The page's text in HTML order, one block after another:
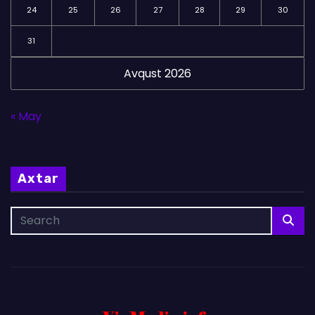
Avqust 2026
24 25 26 27 28 29 30
31
« May
Axtar